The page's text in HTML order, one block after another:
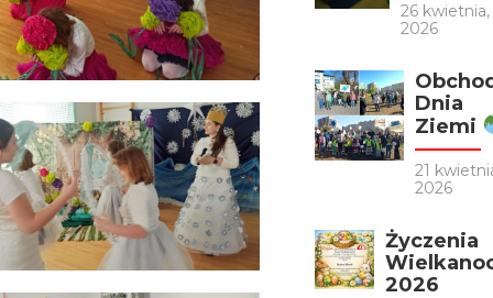
26 kwietnia,
2026
Dnia
Ziemi
21
2026
Życzenia
2026